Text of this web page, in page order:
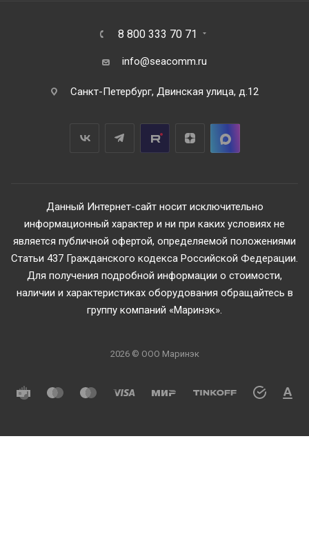
8 800 333 70 71
info@seacomm.ru
Санкт-Петербург, Двинская улица, д.12
Данный Интернет-сайт носит исключительно
информационный характер и ни при каких условиях не
является публичной офертой, определяемой положениями
Статьи 437 Гражданского кодекса Российской Федерации.
Для получения подробной информации о стоимости,
наличии и характеристиках оборудования обращайтесь в
группу компаний «Маринэк».
2026 © ООО Маринэк